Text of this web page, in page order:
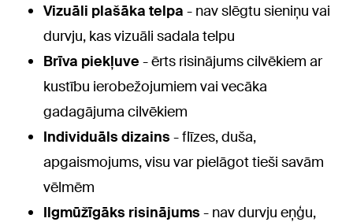
Vizuāli plašāka telpa - nav slēgtu sieniņu vai
durvju, kas vizuāli sadala telpu
Brīva piekļuve - ērts risinājums cilvēkiem ar
kustību ierobežojumiem vai vecāka
gadagājuma cilvēkiem
Individuāls dizains - flīzes, duša,
apgaismojums, visu var pielāgot tieši savām
vēlmēm
Ilgmūžīgāks risinājums - nav durvju eņģu,